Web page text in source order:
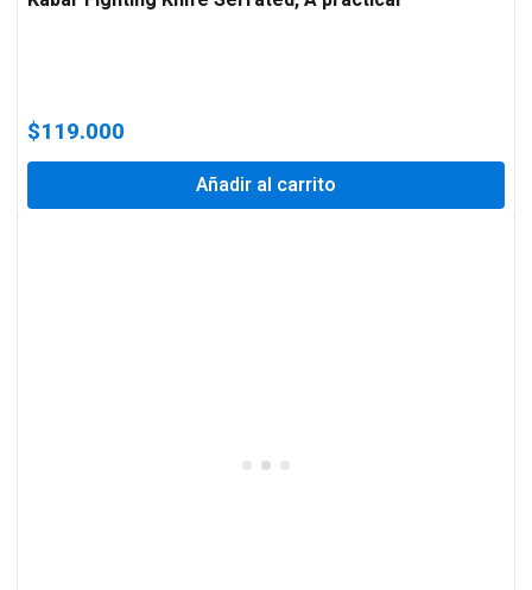
$119.000
Añadir al carrito